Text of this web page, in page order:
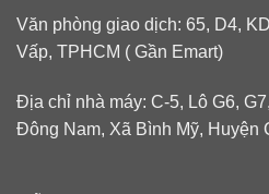
Văn phòng giao dịch: 65, D4,
Vấp, TPHCM ( Gần Emart)
Địa chỉ nhà máy: C-5, Lô G6,
Đông Nam, Xã Bình Mỹ, Huyện